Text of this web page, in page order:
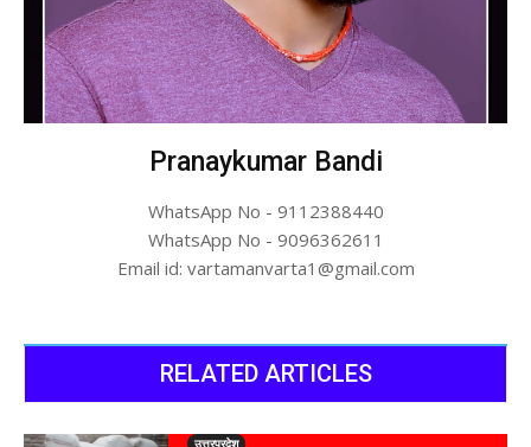
Pranaykumar Bandi
WhatsApp No - 9112388440
WhatsApp No - 9096362611
Email id: vartamanvarta1@gmail.com
RELATED ARTICLES
उत्तरप्रदेश